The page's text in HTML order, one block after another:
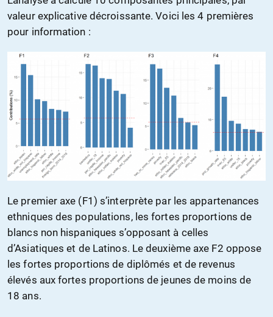
valeur explicative décroissante. Voici les 4 premières
pour information :
Le premier axe (F1) s’interprète par les appartenances
ethniques des populations, les fortes proportions de
blancs non hispaniques s’opposant à celles
d’Asiatiques et de Latinos. Le deuxième axe F2 oppose
les fortes proportions de diplômés et de revenus
élevés aux fortes proportions de jeunes de moins de
18 ans.